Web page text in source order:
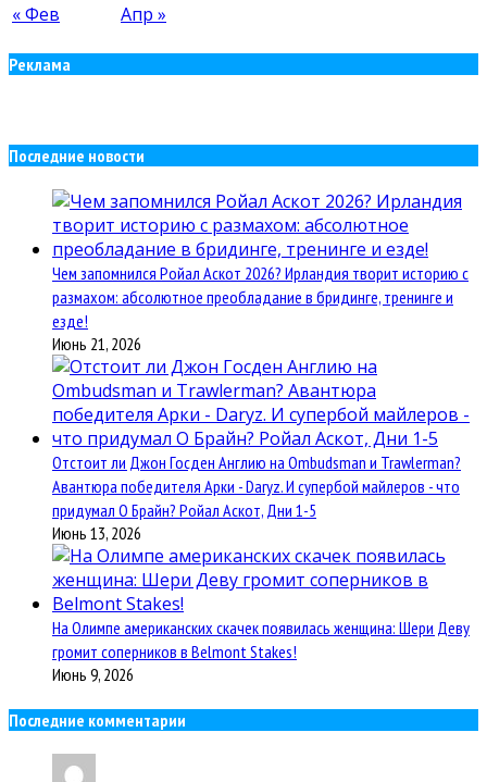
« Фев Апр »
Реклама
Последние новости
Чем запомнился Ройал Аскот 2026? Ирландия творит историю с
размахом: абсолютное преобладание в бридинге, тренинге и
езде!
Июнь 21, 2026
Отстоит ли Джон Госден Англию на Ombudsman и Trawlerman?
Авантюра победителя Арки - Daryz. И супербой майлеров - что
придумал О Брайн? Ройал Аскот, Дни 1-5
Июнь 13, 2026
На Олимпе американских скачек появилась женщина: Шери Деву
громит соперников в Belmont Stakes!
Июнь 9, 2026
Последние комментарии